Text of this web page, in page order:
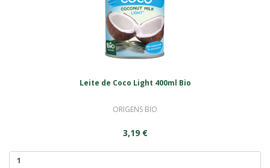
Leite de Coco Light 400ml Bio
ORIGENS BIO
3,19 €